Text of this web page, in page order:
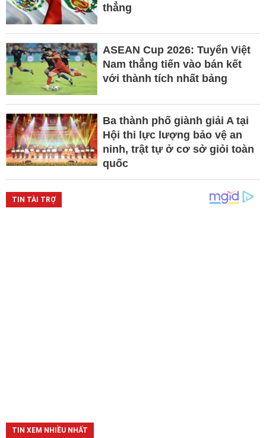
thẳng
ASEAN Cup 2026: Tuyển Việt
Nam thẳng tiến vào bán kết
với thành tích nhất bảng
Ba thành phố giành giải A tại
Hội thi lực lượng bảo vệ an
ninh, trật tự ở cơ sở giỏi toàn
quốc
TIN XEM NHIỀU NHẤT